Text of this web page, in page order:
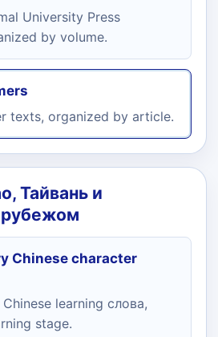
University Press
by volume.
texts, organized by article.
Тайвань и
рубежом
Chinese character
learning слова,
stage.